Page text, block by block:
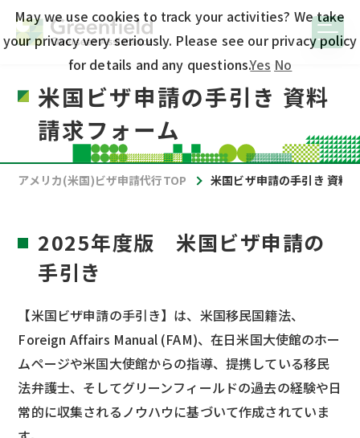
米国ビザ申請の手引き 資料
請求フォーム
アメリカ(米国)ビザ申請代行TOP 米国ビザ申請の手引き 資料
2025年度版 米国ビザ申請の
手引き
【米国ビザ申請の手引き】は、米国移民国籍法、
Foreign Affairs Manual (FAM)、在日米国大使館のホー
ムページや米国大使館からの指導、提携している移民
法弁護士、そしてグリーンフィールドの過去の経験や日
常的に収集されるノウハウに基づいて作成されていま
May we use cookies to track your activities? We take
your privacy very seriously. Please see our privacy policy
for details and any questions.Yes No